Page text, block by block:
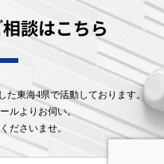
談はこちら
た東海4県で活動しております。
ルよりお伺い。
ださいませ。